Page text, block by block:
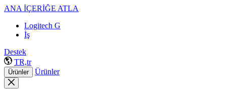
ANA İÇERİĞE ATLA
Logitech G
İş
Destek
TR,tr
Ürünler Ürünler